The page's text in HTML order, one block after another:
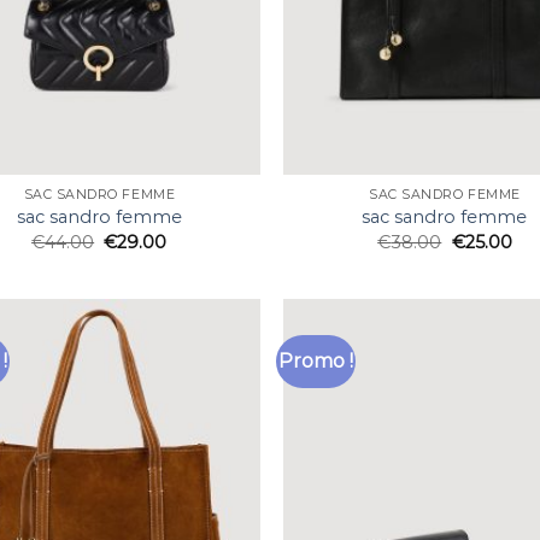
SAC SANDRO FEMME
sac sandro femme
€44.00 €29.00
SAC SANDRO FEMME
sac sandro femme
€38.00 €25.00
Promo !